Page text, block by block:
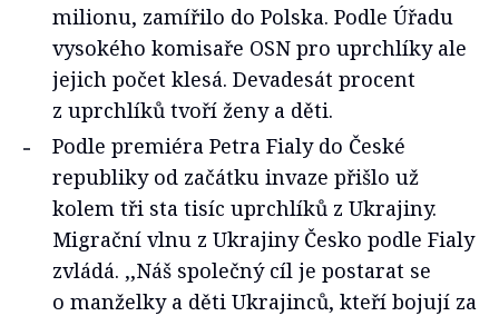
milionu, zamířilo do Polska. Podle Úřadu
vysokého komisaře OSN pro uprchlíky ale
jejich počet klesá. Devadesát procent
z uprchlíků tvoří ženy a děti.
Podle premiéra Petra Fialy do České
republiky od začátku invaze přišlo už
kolem tři sta tisíc uprchlíků z Ukrajiny.
Migrační vlnu z Ukrajiny Česko podle Fialy
zvládá. ‚‚Náš společný cíl je postarat se
o manželky a děti Ukrajinců, kteří bojují za